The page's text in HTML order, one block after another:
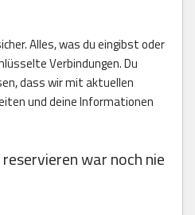
Alles, was du eingibst oder
Verbindungen. Du
dass wir mit aktuellen
und deine Informationen
war noch nie